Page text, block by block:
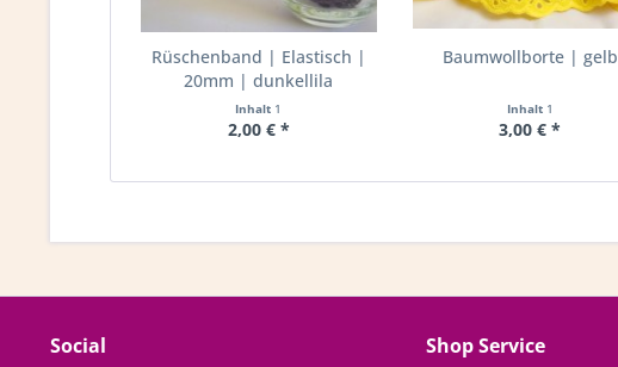
Rüschenband | Elastisch |
20mm | dunkellila
Inhalt 1
2,00 € *
Baumwollborte | gelb
Inhalt 1
3,00 € *
Social Shop Service